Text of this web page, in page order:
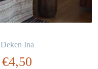
Deken Ina
€4,50